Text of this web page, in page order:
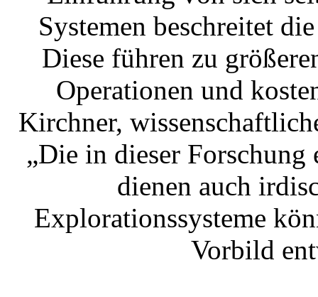
Systemen beschreitet
Diese führen zu
Operationen und
Kirchner,
„Die in dieser Forschung
dienen auch
Explorationssysteme
Vorbild